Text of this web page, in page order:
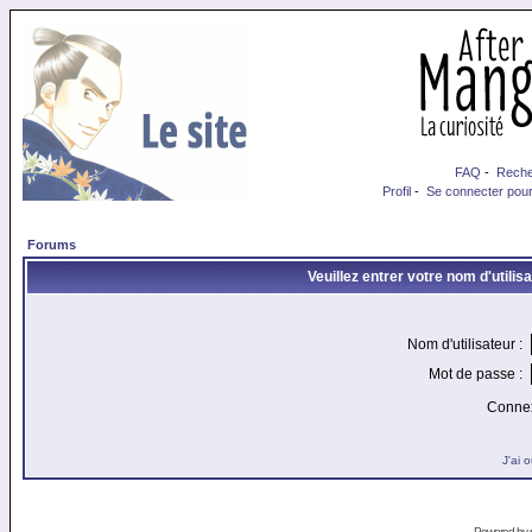
FAQ -
Profil - Se connecter
Forums
Veuillez entrer votre nom
Nom d'utilisateur :
Mot de passe :
J'ai